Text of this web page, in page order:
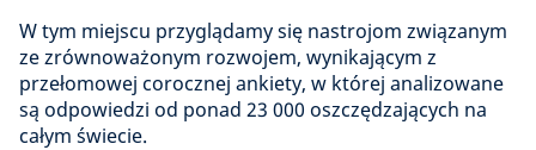
W tym miejscu przyglądamy się nastrojom związanym
ze zrównoważonym rozwojem, wynikającym z
przełomowej corocznej ankiety, w której analizowane
są odpowiedzi od ponad 23 000 oszczędzających na
całym świecie.